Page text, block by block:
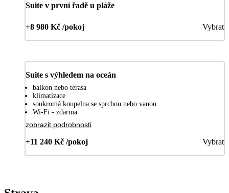
Suite v první řadě u pláže
+8 980 Kč /pokoj Vybrat
Suite s výhledem na oceán
balkon nebo terasa
klimatizace
soukromá koupelna se sprchou nebo vanou
Wi-Fi - zdarma
zobrazit podrobnosti
+11 240 Kč /pokoj Vybrat